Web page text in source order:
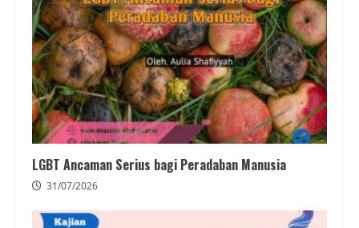
LGBT Ancaman Serius bagi Peradaban Manusia
31/07/2026